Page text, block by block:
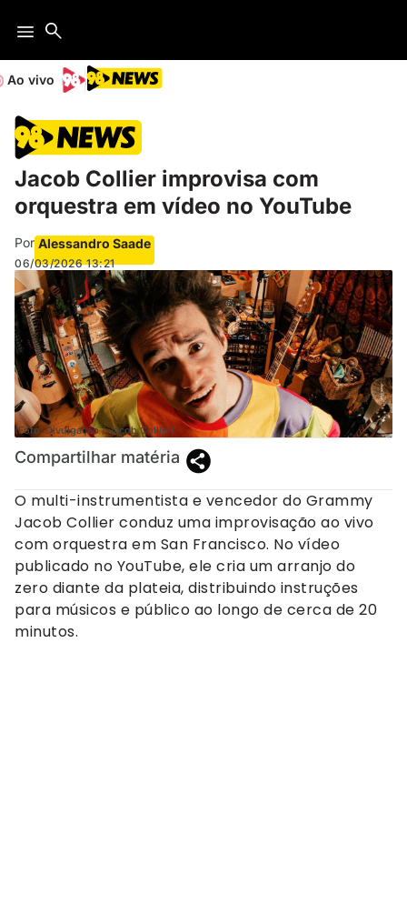
Ao vivo
Jacob Collier improvisa com
orquestra em vídeo no YouTube
Por Alessandro Saade
06/03/2026 13:21
(Foto: Divulgação / Jacob Collier)
Compartilhar matéria
O multi-instrumentista e vencedor do Grammy
Jacob Collier conduz uma improvisação ao vivo
com orquestra em San Francisco. No vídeo
publicado no YouTube, ele cria um arranjo do
zero diante da plateia, distribuindo instruções
para músicos e público ao longo de cerca de 20
minutos.